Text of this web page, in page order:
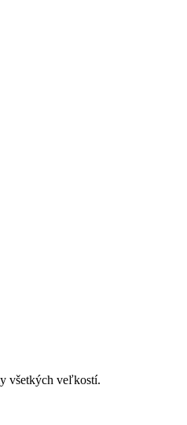
všetkých veľkostí.